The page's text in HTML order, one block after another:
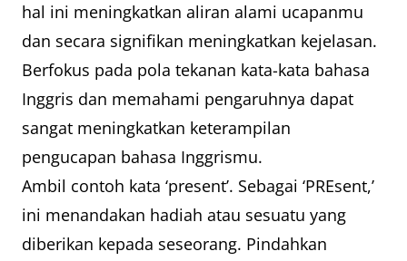
hal ini meningkatkan aliran alami ucapanmu
dan secara signifikan meningkatkan kejelasan.
Berfokus pada pola tekanan kata-kata bahasa
Inggris dan memahami pengaruhnya dapat
sangat meningkatkan keterampilan
pengucapan bahasa Inggrismu.
Ambil contoh kata ‘present’. Sebagai ‘PREsent,’
ini menandakan hadiah atau sesuatu yang
diberikan kepada seseorang. Pindahkan